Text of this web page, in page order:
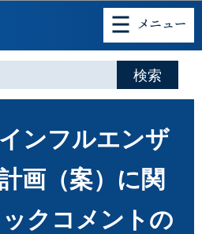
の本文へ移動
ンフルエンザ
画（案）に関
クコメントの